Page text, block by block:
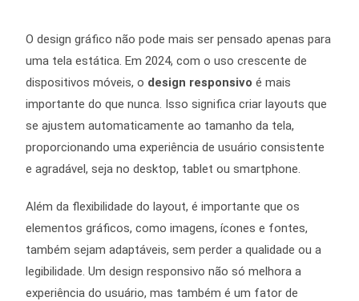
O design gráfico não pode mais ser pensado apenas para
uma tela estática. Em 2024, com o uso crescente de
dispositivos móveis, o design responsivo é mais
importante do que nunca. Isso significa criar layouts que
se ajustem automaticamente ao tamanho da tela,
proporcionando uma experiência de usuário consistente
e agradável, seja no desktop, tablet ou smartphone.
Além da flexibilidade do layout, é importante que os
elementos gráficos, como imagens, ícones e fontes,
também sejam adaptáveis, sem perder a qualidade ou a
legibilidade. Um design responsivo não só melhora a
experiência do usuário, mas também é um fator de